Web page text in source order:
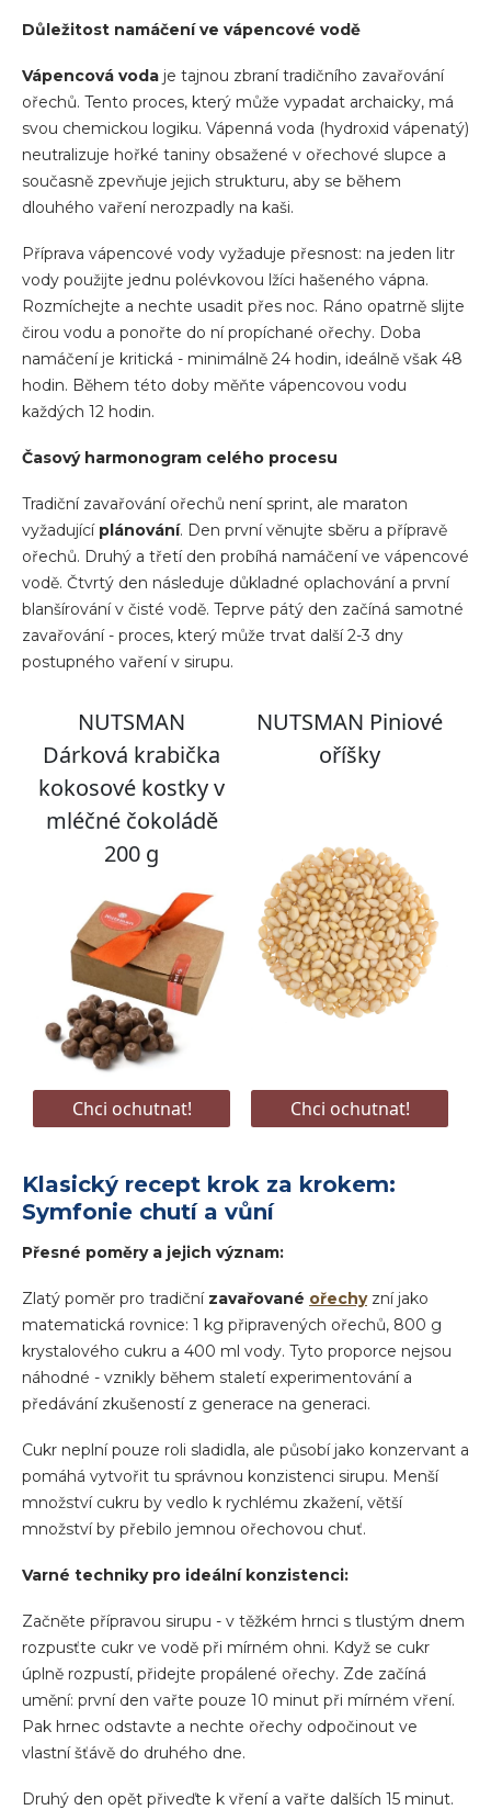
Důležitost namáčení ve vápencové vodě
Vápencová voda je tajnou zbraní tradičního zavařování
ořechů. Tento proces, který může vypadat archaicky, má
svou chemickou logiku. Vápenná voda (hydroxid vápenatý)
neutralizuje hořké taniny obsažené v ořechové slupce a
současně zpevňuje jejich strukturu, aby se během
dlouhého vaření nerozpadly na kaši.
Příprava vápencové vody vyžaduje přesnost: na jeden litr
vody použijte jednu polévkovou lžíci hašeného vápna.
Rozmíchejte a nechte usadit přes noc. Ráno opatrně slijte
čirou vodu a ponořte do ní propíchané ořechy. Doba
namáčení je kritická - minimálně 24 hodin, ideálně však 48
hodin. Během této doby měňte vápencovou vodu
každých 12 hodin.
Časový harmonogram celého procesu
Tradiční zavařování ořechů není sprint, ale maraton
vyžadující plánování. Den první věnujte sběru a přípravě
ořechů. Druhý a třetí den probíhá namáčení ve vápencové
vodě. Čtvrtý den následuje důkladné oplachování a první
blanšírování v čisté vodě. Teprve pátý den začíná samotné
zavařování - proces, který může trvat další 2-3 dny
postupného vaření v sirupu.
Klasický recept krok za krokem:
Symfonie chutí a vůní
Přesné poměry a jejich význam:
Zlatý poměr pro tradiční zavařované ořechyzní jako
matematická rovnice: 1 kg připravených ořechů, 800 g
krystalového cukru a 400 ml vody. Tyto proporce nejsou
náhodné - vznikly během staletí experimentování a
předávání zkušeností z generace na generaci.
Cukr neplní pouze roli sladidla, ale působí jako konzervant a
pomáhá vytvořit tu správnou konzistenci sirupu. Menší
množství cukru by vedlo k rychlému zkažení, větší
množství by přebilo jemnou ořechovou chuť.
Varné techniky pro ideální konzistenci:
Začněte přípravou sirupu - v těžkém hrnci s tlustým dnem
rozpusťte cukr ve vodě při mírném ohni. Když se cukr
úplně rozpustí, přidejte propálené ořechy. Zde začíná
umění: první den vařte pouze 10 minut při mírném vření.
Pak hrnec odstavte a nechte ořechy odpočinout ve
vlastní šťávě do druhého dne.
Druhý den opět přiveďte k vření a vařte dalších 15 minut.